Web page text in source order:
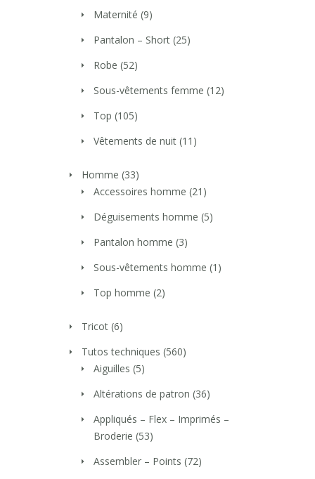
Maternité (9)
Pantalon – Short (25)
Robe (52)
Sous-vêtements femme (12)
Top (105)
Vêtements de nuit (11)
Homme (33)
Accessoires homme (21)
Déguisements homme (5)
Pantalon homme (3)
Sous-vêtements homme (1)
Top homme (2)
Tricot (6)
Tutos techniques (560)
Aiguilles (5)
Altérations de patron (36)
Appliqués – Flex – Imprimés –
Broderie (53)
Assembler – Points (72)